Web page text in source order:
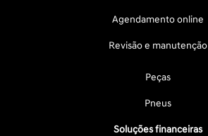
Agendamento online
Revisão e manutenção
Peças
Pneus
Soluções financeiras